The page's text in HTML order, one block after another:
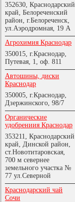
352630, Краснодарский
край, Белореченский
район, г.Белореченск,
ул.Аэродромная, 19 А
Агрохимия Краснодар
350015, г.Краснодар,
Путевая, 1, оф. 811
Автошины, диски
Краснодар
350005, г.Краснодар,
Дзержинского, 98/7
Органические
удобрениия Краснодар
353211, Краснодарский
край, Динской район,
ст.Новотитаровская,
700 м севернее
земельного участка №
77 ул.Северной
Краснодарский чай
Сочи